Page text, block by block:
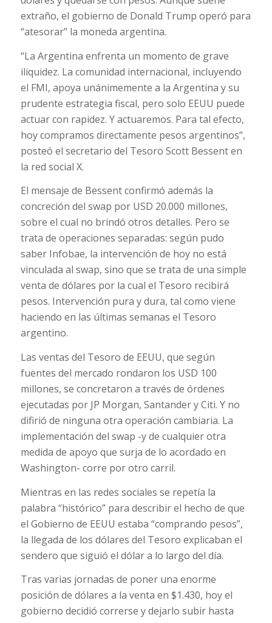
extraño, el gobierno de Donald Trump operó para
“atesorar” la moneda argentina.
“La Argentina enfrenta un momento de grave
iliquidez. La comunidad internacional, incluyendo
el FMI, apoya unánimemente a la Argentina y su
prudente estrategia fiscal, pero solo EEUU puede
actuar con rapidez. Y actuaremos. Para tal efecto,
hoy compramos directamente pesos argentinos“,
posteó el secretario del Tesoro Scott Bessent en
la red social X.
El mensaje de Bessent confirmó además la
concreción del swap por USD 20.000 millones,
sobre el cual no brindó otros detalles. Pero se
trata de operaciones separadas: según pudo
saber Infobae, la intervención de hoy no está
vinculada al swap, sino que se trata de una simple
venta de dólares por la cual el Tesoro recibirá
pesos. Intervención pura y dura, tal como viene
haciendo en las últimas semanas el Tesoro
argentino.
Las ventas del Tesoro de EEUU, que según
fuentes del mercado rondaron los USD 100
millones, se concretaron a través de órdenes
ejecutadas por JP Morgan, Santander y Citi. Y no
difirió de ninguna otra operación cambiaria. La
implementación del swap -y de cualquier otra
medida de apoyo que surja de lo acordado en
Washington- corre por otro carril.
Mientras en las redes sociales se repetía la
palabra “histórico” para describir el hecho de que
el Gobierno de EEUU estaba “comprando pesos”,
la llegada de los dólares del Tesoro explicaban el
sendero que siguió el dólar a lo largo del día.
Tras varias jornadas de poner una enorme
posición de dólares a la venta en $1.430, hoy el
gobierno decidió correrse y dejarlo subir hasta